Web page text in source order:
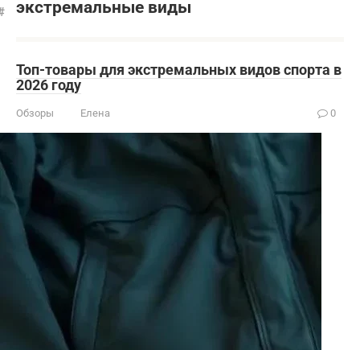
экстремальные виды
Топ-товары для экстремальных видов спорта в
2026 году
Обзоры Елена 0